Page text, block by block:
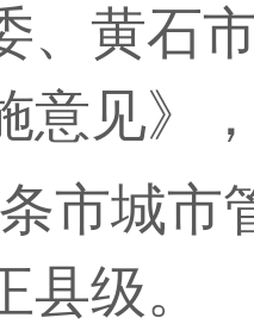
、黄石
意见》
市城市
县级。